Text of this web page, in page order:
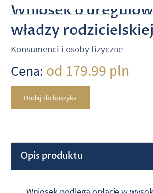
Wniosek o
władzy rodzicielskiej
Konsumenci i osoby fizyczne
Cena: od 179.99 pln
Dodaj do koszyka
Opis produktu